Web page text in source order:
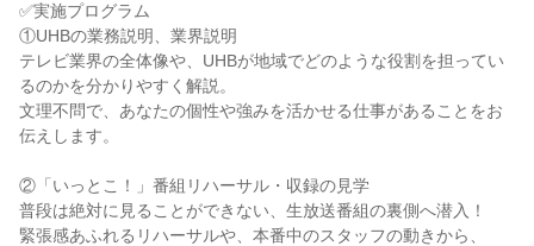
✅実施プログラム
①UHBの業務説明、業界説明
テレビ業界の全体像や、UHBが地域でどのような役割を担ってい
るのかを分かりやすく解説。
文理不問で、あなたの個性や強みを活かせる仕事があることをお
伝えします。
②「いっとこ！」番組リハーサル・収録の見学
普段は絶対に見ることができない、生放送番組の裏側へ潜入！
緊張感あふれるリハーサルや、本番中のスタッフの動きから、